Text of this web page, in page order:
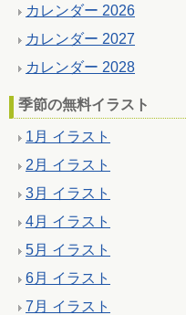
カレンダー 2026
カレンダー 2027
カレンダー 2028
季節の無料イラスト
1月 イラスト
2月 イラスト
3月 イラスト
4月 イラスト
5月 イラスト
6月 イラスト
7月 イラスト